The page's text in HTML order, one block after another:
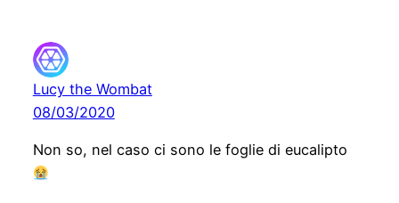
Lucy the Wombat
08/03/2020
Non so, nel caso ci sono le foglie di eucalipto